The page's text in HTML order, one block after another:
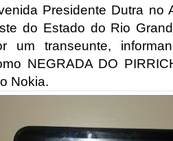
Presidente Dutra no
do Estado do Rio
um transeunte,
NEGRADA DO
Nokia.